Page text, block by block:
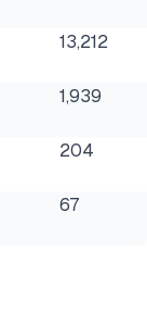
13,212
1,939
204
67